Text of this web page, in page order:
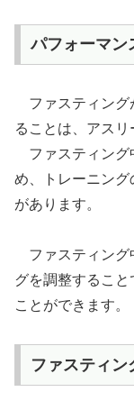
パフォーマン
ファスティング
ることは、アスリ
ファスティング
め、トレーニン
があります。
ファスティング
グを調整するこ
ことができます。
ファスティ